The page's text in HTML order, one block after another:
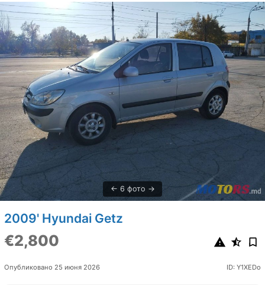
6 фото
2009' Hyundai Getz
€2,800
Опубликовано 25 июня 2026 ID: Y1XEDo